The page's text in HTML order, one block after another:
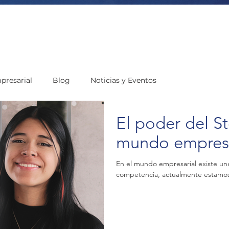
Blog Noticias y Eventos
El poder del
mundo
En el mundo empresarial existe
competencia, actualmente